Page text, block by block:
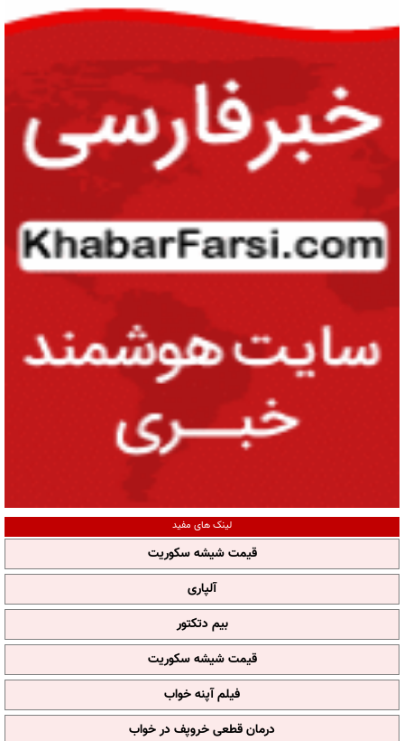
لینک های مفید
قیمت شیشه سکوریت
آلپاری
بیم دتکتور
قیمت شیشه سکوریت
فیلم آپنه خواب
درمان قطعی خروپف در خواب